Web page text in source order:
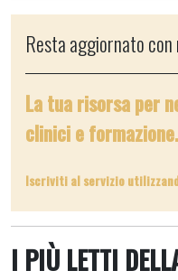
Resta aggiornato con
La tua risorsa per
clinici e formazione.
Iscriviti al servizio
I PIÙ LETTI